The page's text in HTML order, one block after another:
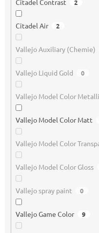
Citadel Contrast 2
Citadel Air 2
Vallejo Auxiliary (Chemie)
Vallejo Liquid Gold 0
Vallejo Model Color
Vallejo Model Color Matt
Vallejo Model Color
Vallejo Model Color Gloss
Vallejo spray paint 0
Vallejo Game Color 9